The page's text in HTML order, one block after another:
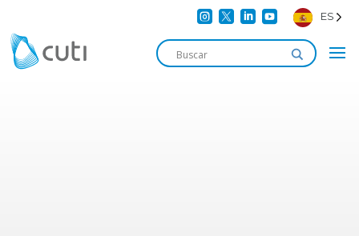
    ES